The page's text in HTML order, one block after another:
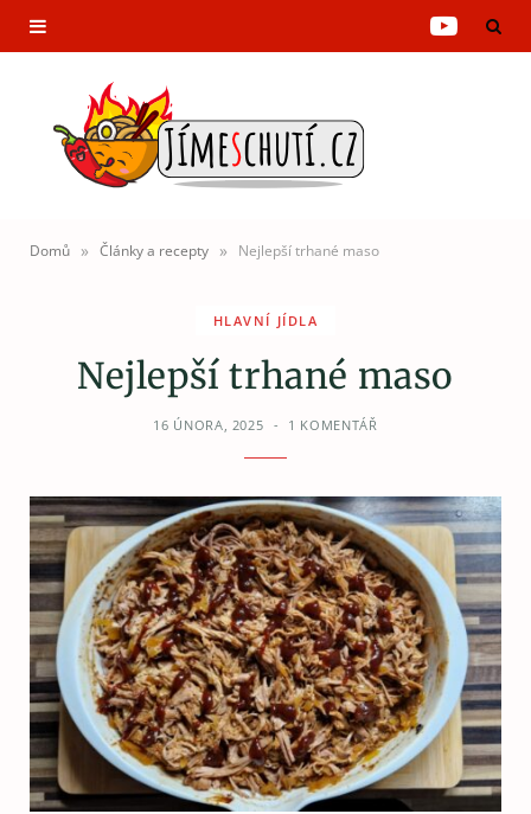
Y
Domů » Články a recepty » Nejlepší trhané maso
HLAVNÍ JÍDLA
Nejlepší trhané maso
16 ÚNORA, 2025 1 KOMENTÁŘ